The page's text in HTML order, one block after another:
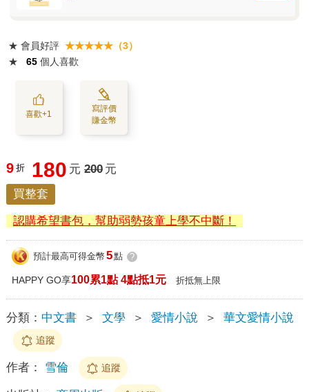
★ 會員好評 ★★★★★（3）
★
65 個人喜歡
喜歡+1
寫評價
賺金幣
9 折 180 元 200 元
買整套
認購希望書包，幫助弱勢孩童上學不中斷！
預計最高可得金幣 5點 ?
HAPPY GO享100累1點 4點抵1元 折抵無上限
分類： 中文書 ＞ 文學 ＞ 愛情小說 ＞ 華文愛情小說
追蹤
作者： 雪倫 追蹤